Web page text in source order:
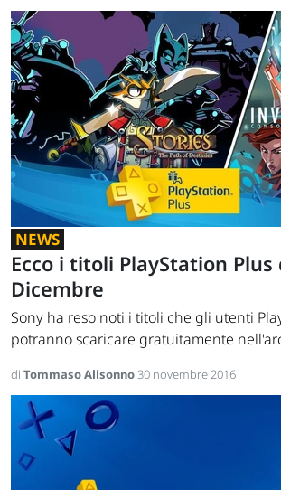
NEWS
Ecco i titoli PlayStation Plus
Dicembre
Sony ha reso noti i titoli che gli utenti
potranno scaricare gratuitamente
di Tommaso Alisonno30 novembre 2016